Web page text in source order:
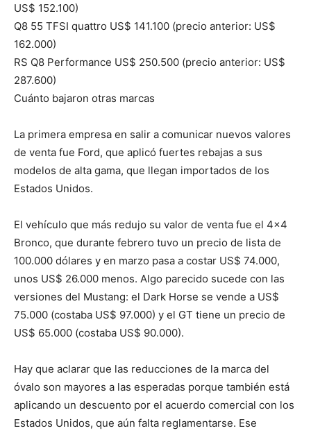
US$ 152.100)
Q8 55 TFSI quattro US$ 141.100 (precio anterior: US$
162.000)
RS Q8 Performance US$ 250.500 (precio anterior: US$
287.600)
Cuánto bajaron otras marcas
La primera empresa en salir a comunicar nuevos valores
de venta fue Ford, que aplicó fuertes rebajas a sus
modelos de alta gama, que llegan importados de los
Estados Unidos.
El vehículo que más redujo su valor de venta fue el 4×4
Bronco, que durante febrero tuvo un precio de lista de
100.000 dólares y en marzo pasa a costar US$ 74.000,
unos US$ 26.000 menos. Algo parecido sucede con las
versiones del Mustang: el Dark Horse se vende a US$
75.000 (costaba US$ 97.000) y el GT tiene un precio de
US$ 65.000 (costaba US$ 90.000).
Hay que aclarar que las reducciones de la marca del
óvalo son mayores a las esperadas porque también está
aplicando un descuento por el acuerdo comercial con los
Estados Unidos, que aún falta reglamentarse. Ese